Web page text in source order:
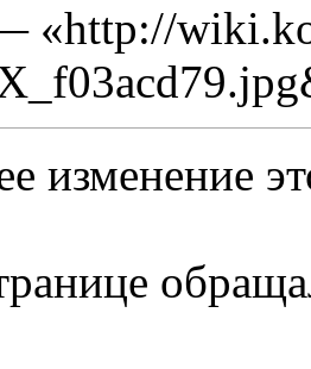
«http://
изменение